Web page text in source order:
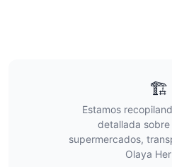
🏗️
Estamos
detallada sobre
supermercados,
Olaya